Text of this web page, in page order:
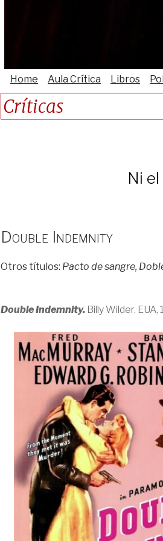
Home Aula Crítica Libros
Críticas
Ni
Double Indemnity
Otros títulos: Pacto de sangre,
Double Indemnity. Billy Wilder. EUA,